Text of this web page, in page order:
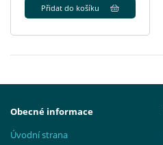
Přidat do košíku
Obecné informace
Úvodní strana